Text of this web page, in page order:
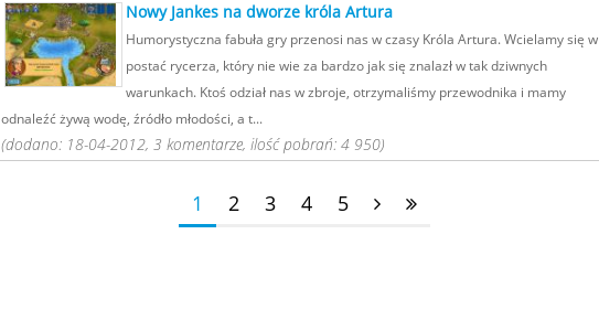
Nowy Jankes na dworze króla Artura
Humorystyczna fabuła gry przenosi nas w czasy Króla Artura. Wcielamy się w
postać rycerza, który nie wie za bardzo jak się znalazł w tak dziwnych
warunkach. Ktoś odział nas w zbroje, otrzymaliśmy przewodnika i mamy
odnaleźć żywą wodę, źródło młodości, a t...
(dodano: 18-04-2012, 3 komentarze, ilość pobrań: 4 950)
1 2 3 4 5